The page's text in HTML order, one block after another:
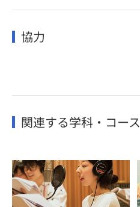
協力
関連する学科・コース